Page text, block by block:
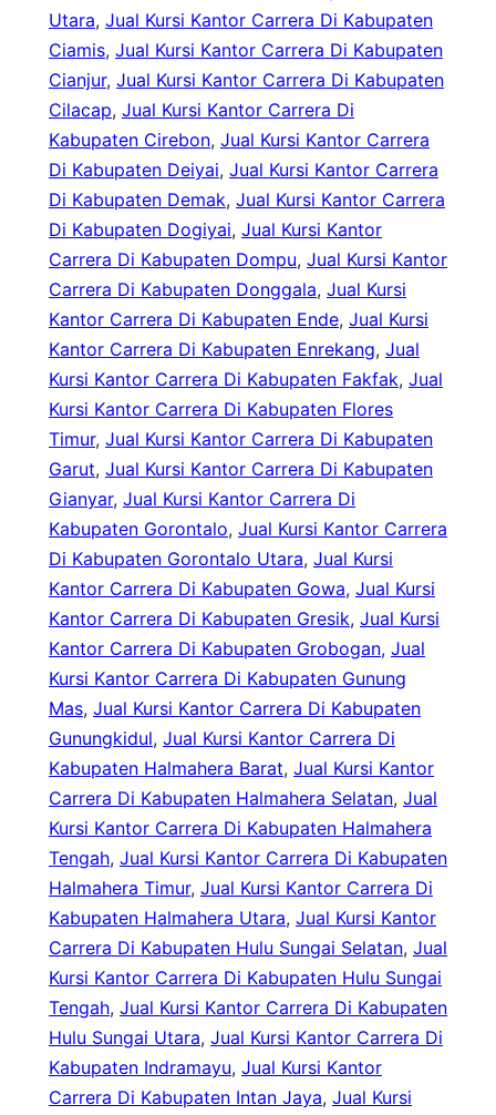
Utara, Jual Kursi Kantor Carrera Di Kabupaten
Ciamis, Jual Kursi Kantor Carrera Di Kabupaten
Cianjur, Jual Kursi Kantor Carrera Di Kabupaten
Cilacap, Jual Kursi Kantor Carrera Di
Kabupaten Cirebon, Jual Kursi Kantor Carrera
Di Kabupaten Deiyai, Jual Kursi Kantor Carrera
Di Kabupaten Demak, Jual Kursi Kantor Carrera
Di Kabupaten Dogiyai, Jual Kursi Kantor
Carrera Di Kabupaten Dompu, Jual Kursi Kantor
Carrera Di Kabupaten Donggala, Jual Kursi
Kantor Carrera Di Kabupaten Ende, Jual Kursi
Kantor Carrera Di Kabupaten Enrekang, Jual
Kursi Kantor Carrera Di Kabupaten Fakfak, Jual
Kursi Kantor Carrera Di Kabupaten Flores
Timur, Jual Kursi Kantor Carrera Di Kabupaten
Garut, Jual Kursi Kantor Carrera Di Kabupaten
Gianyar, Jual Kursi Kantor Carrera Di
Kabupaten Gorontalo, Jual Kursi Kantor Carrera
Di Kabupaten Gorontalo Utara, Jual Kursi
Kantor Carrera Di Kabupaten Gowa, Jual Kursi
Kantor Carrera Di Kabupaten Gresik, Jual Kursi
Kantor Carrera Di Kabupaten Grobogan, Jual
Kursi Kantor Carrera Di Kabupaten Gunung
Mas, Jual Kursi Kantor Carrera Di Kabupaten
Gunungkidul, Jual Kursi Kantor Carrera Di
Kabupaten Halmahera Barat, Jual Kursi Kantor
Carrera Di Kabupaten Halmahera Selatan, Jual
Kursi Kantor Carrera Di Kabupaten Halmahera
Tengah, Jual Kursi Kantor Carrera Di Kabupaten
Halmahera Timur, Jual Kursi Kantor Carrera Di
Kabupaten Halmahera Utara, Jual Kursi Kantor
Carrera Di Kabupaten Hulu Sungai Selatan, Jual
Kursi Kantor Carrera Di Kabupaten Hulu Sungai
Tengah, Jual Kursi Kantor Carrera Di Kabupaten
Hulu Sungai Utara, Jual Kursi Kantor Carrera Di
Kabupaten Indramayu, Jual Kursi Kantor
Carrera Di Kabupaten Intan Jaya, Jual Kursi